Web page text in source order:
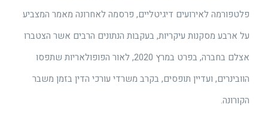
פלטפורמה לאירועים דיגיטליים, פרסמה לאחרונה מאמר המצביע
על ארבע מסקנות עיקריות, בעקבות הנתונים הרבים אשר הצטברו
אצלם בחברה, בפרט במרץ 2020, לאור הפופולאריות שתפסו
הוובינרים, ועדיין תופסים, בקרב משרדי עורכי הדין בזמן משבר
הקורונה.